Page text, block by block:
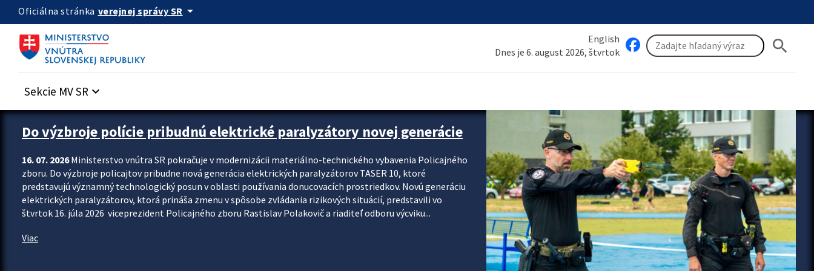
Preskocit na hlavný obsah
Oficiálna stránka verejnej správy SR arrow_drop_down
English
Dnes je 6. august 2026, štvrtok
search
Sekcie MV SR keyboard_arrow_down
Zastavit automatický posun upútavok
Do výzbroje polície pribudnú elektrické paralyzátory novej generácie
16. 07. 2026Ministerstvo vnútra SR pokračuje v modernizácii materiálno-technického vybavenia Policajného
zboru. Do výzbroje policajtov pribudne nová generácia elektrických paralyzátorov TASER 10, ktoré
predstavujú významný technologický posun v oblasti používania donucovacích prostriedkov. Novú generáciu
elektrických paralyzátorov, ktorá prináša zmenu v spôsobe zvládania rizikových situácií, predstavili vo
štvrtok 16. júla 2026 viceprezident Policajného zboru Rastislav Polakovič a riaditeľ odboru výcviku...
Viac